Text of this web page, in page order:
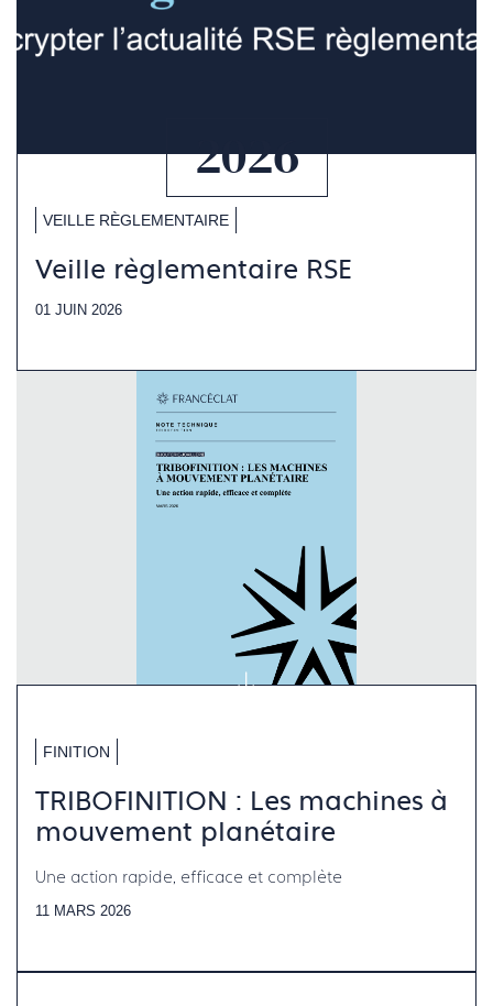
2026
VEILLE RÈGLEMENTAIRE
Veille règlementaire RSE
01 JUIN 2026
FINITION
TRIBOFINITION : Les machines à
mouvement planétaire
Une action rapide, efficace et complète
11 MARS 2026